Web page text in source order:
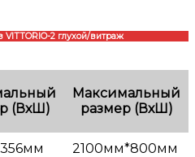
VITTORIO-2 глухой/витраж
(ВхШ)
Максимальный
размер (ВхШ)
2100мм*800мм